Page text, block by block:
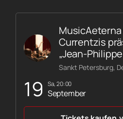
19 Sa, 20:00
September
Currentzis
„Jean-